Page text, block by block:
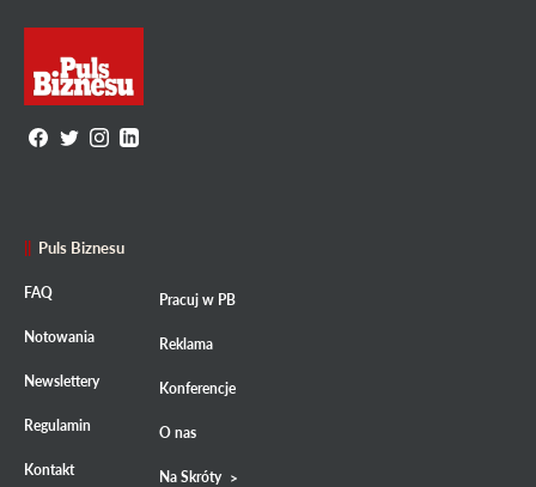
Puls Biznesu
FAQ
Notowania
Newslettery
Regulamin
Kontakt
Pracuj w PB
Reklama
Konferencje
O nas
Na Skróty